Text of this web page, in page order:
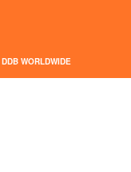
DDB WORLDWIDE